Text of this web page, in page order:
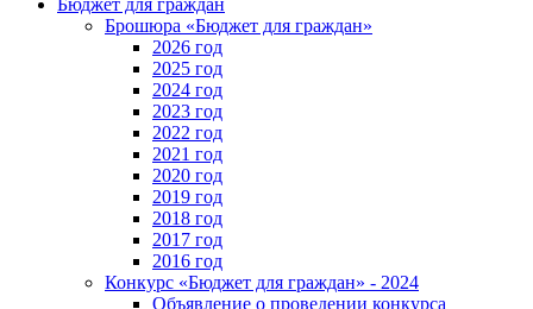
Брошюра «Бюджет для граждан»
2026 год
2025 год
2024 год
2023 год
2022 год
2021 год
2020 год
2019 год
2018 год
2017 год
2016 год
Конкурс «Бюджет для граждан» - 2024
Объявление о проведении конкурса